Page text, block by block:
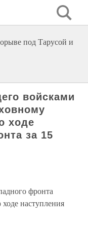
под Тарусой и
войсками
ходе
за 15
фронта
наступления